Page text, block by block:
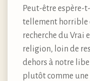
Peut-être espère-
tellement horrible
recherche du Vrai
religion, loin de
dehors à notre
plutôt comme